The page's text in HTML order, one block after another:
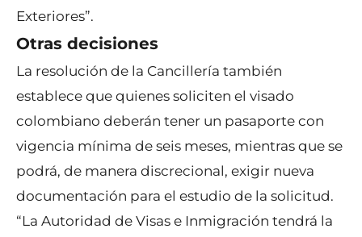
Exteriores”.
Otras decisiones
La resolución de la Cancillería también
establece que quienes soliciten el visado
colombiano deberán tener un pasaporte con
vigencia mínima de seis meses, mientras que se
podrá, de manera discrecional, exigir nueva
documentación para el estudio de la solicitud.
“La Autoridad de Visas e Inmigración tendrá la